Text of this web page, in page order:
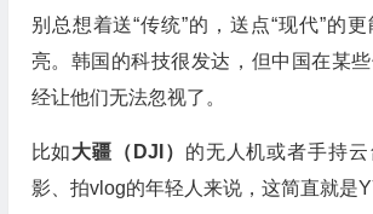
别总想着送“传统”的，送点“现代”的
亮。韩国的科技很发达，但中国在某
经让他们无法忽视了。
比如大疆（DJI） 的无人机或者手持
影、拍vlog的年轻人来说，这简直就是